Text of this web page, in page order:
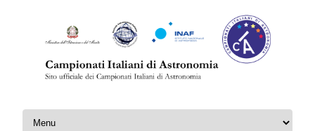
Skip to content